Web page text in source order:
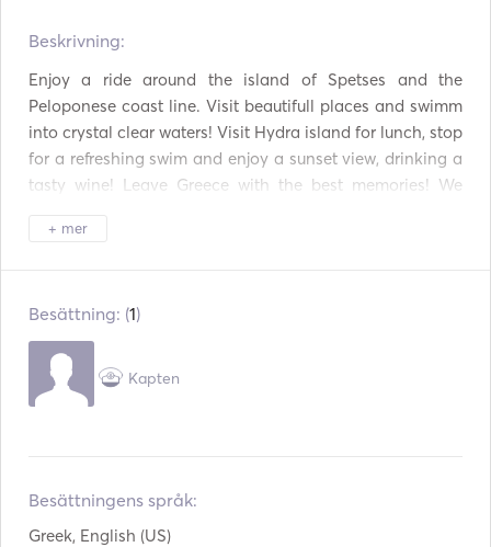
Guider och kartor
Flytvästar Navigeringssystem
Utombordsmotor
Beskrivning:
Enjoy a ride around the island of Spetses and the
Peloponese coast line. Visit beautifull places and swimm
into crystal clear waters! Visit Hydra island for lunch, stop
for a refreshing swim and enjoy a sunset view, drinking a
tasty wine! Leave Greece with the best memories! We
+ mer
Besättning: (1)
Kapten
Besättningens språk:
Greek, English (US)